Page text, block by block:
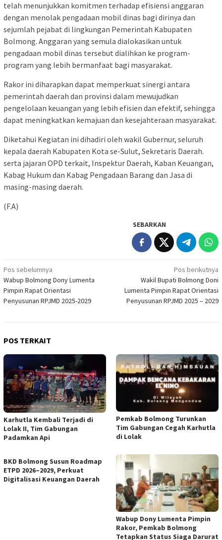
telah menunjukkan komitmen terhadap efisiensi anggaran
dengan menolak pengadaan mobil dinas bagi dirinya dan
sejumlah pejabat di lingkungan Pemerintah Kabupaten
Bolmong. Anggaran yang semula dialokasikan untuk
pengadaan mobil dinas tersebut dialihkan ke program-
program yang lebih bermanfaat bagi masyarakat.
Rakor ini diharapkan dapat memperkuat sinergi antara
pemerintah daerah dan provinsi dalam mewujudkan
pengelolaan keuangan yang lebih efisien dan efektif, sehingga
dapat meningkatkan kemajuan dan kesejahteraan masyarakat.
Diketahui Kegiatan ini dihadiri oleh wakil Gubernur, seluruh
kepala daerah Kabupaten Kota se-Sulut, Sekretaris Daerah.
serta jajaran OPD terkait, Inspektur Daerah, Kaban Keuangan,
Kabag Hukum dan Kabag Pengadaan Barang dan Jasa di
masing-masing daerah.
(F.A)
SEBARKAN
Navigasi
pos
Pos sebelumnya
Wabup Bolmong Dony Lumenta
Pimpin Rapat Orientasi
Penyusunan RPJMD 2025-2029
Pos berikutnya
Wakil Bupati Bolmong Doni
Lumenta Pimpin Rapat Orientasi
Penyusunan RPJMD 2025 – 2029
POS TERKAIT
Karhutla Kembali Terjadi di
Lolak II, Tim Gabungan
Padamkan Api
Pemkab Bolmong Turunkan
Tim Gabungan Cegah Karhutla
di Lolak
BKD Bolmong Susun Roadmap
ETPD 2026–2029, Perkuat
Digitalisasi Keuangan Daerah
Wabup Dony Lumenta Pimpin
Rakor, Pemkab Bolmong
Tetapkan Status Siaga Darurat